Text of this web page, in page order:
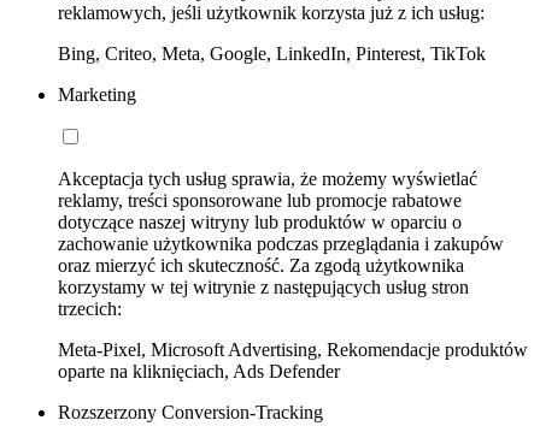
reklamowych, jeśli użytkownik korzysta już z ich usług:
Bing, Criteo, Meta, Google, LinkedIn, Pinterest, TikTok
Marketing
Akceptacja tych usług sprawia, że możemy wyświetlać
reklamy, treści sponsorowane lub promocje rabatowe
dotyczące naszej witryny lub produktów w oparciu o
zachowanie użytkownika podczas przeglądania i zakupów
oraz mierzyć ich skuteczność. Za zgodą użytkownika
korzystamy w tej witrynie z następujących usług stron
trzecich:
Meta-Pixel, Microsoft Advertising, Rekomendacje produktów
oparte na kliknięciach, Ads Defender
Rozszerzony Conversion-Tracking